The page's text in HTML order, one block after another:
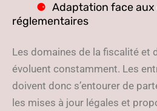
Adaptation face
réglementaires
Les domaines de la fiscalité et
évoluent constamment. Les
doivent donc s’entourer de
les mises à jour légales et